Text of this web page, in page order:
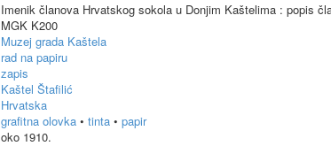
Imenik članova Hrvatskog sokola u Donjim Kaštelima : popis
MGK K200
Muzej grada Kaštela
rad na papiru
zapis
Kaštel Štafilić
Hrvatska
grafitna olovka • tinta • papir
oko 1910.